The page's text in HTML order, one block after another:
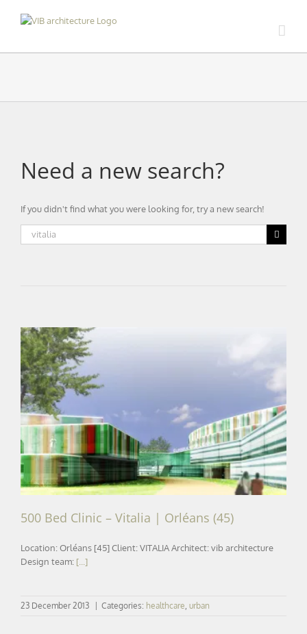
Need a new search?
If you didn't find what you were looking for, try a new search!
Search
for:
500 Bed Clinic – Vitalia | Orléans (45)
500 Bed Clinic – Vitalia | Orléans (45)
Location: Orléans [45] Client: VITALIA Architect: vib architecture
Design team: [...]
23 December 2013 | Categories: healthcare urban